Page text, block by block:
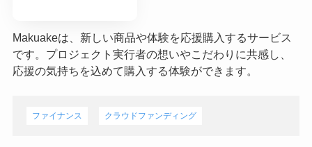
Makuakeは、新しい商品や体験を応援購入するサービス
です。プロジェクト実行者の想いやこだわりに共感し、
応援の気持ちを込めて購入する体験ができます。
ファイナンス クラウドファンディング